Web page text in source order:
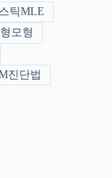
틱MLE
모형
진단법